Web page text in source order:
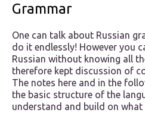
Grammar
One can talk about Russian
do it endlessly! However you
Russian without knowing all
therefore kept discussion of
The notes here and in the
the basic structure of the
understand and build on what